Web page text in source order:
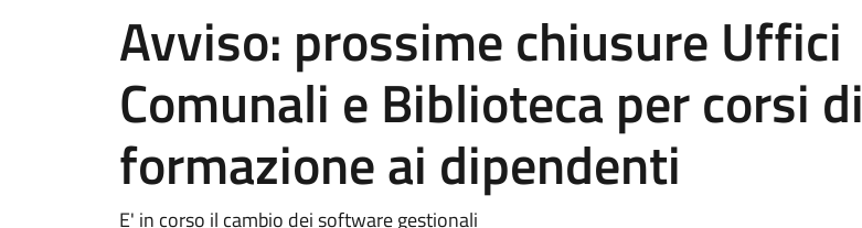
Avviso: prossime chiusure Uffici
Comunali e Biblioteca per corsi di
formazione ai dipendenti
E' in corso il cambio dei software gestionali